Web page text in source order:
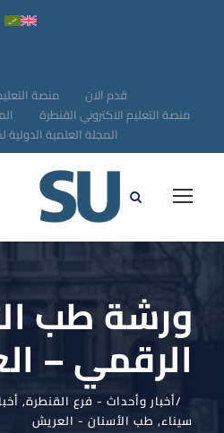
قدم الان
منصة
منصة التعليم الاكتروني القنطرة
المجلة العلمية الدولية
ورشة طب
الرقمي –
أخبار وأحداث - فرع القنطرة,
سيناء, طب الأسنان - العريش